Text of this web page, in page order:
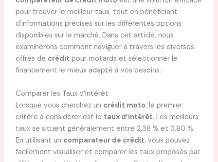
pour trouver le meilleur taux, tout en bénéficiant
d’informations précises sur les différentes options
disponibles sur le marché. Dans cet article, nous
examinerons comment naviguer à travers les diverses
offres de crédit pour motards et sélectionner le
financement le mieux adapté à vos besoins.
Comparer les Taux d’Intérêt
Lorsque vous cherchez un crédit moto, le premier
critère à considérer est le taux d’intérêt. Les meilleurs
taux se situent généralement entre 2,38 % et 3,80 %.
En utilisant un comparateur de crédit, vous pouvez
facilement visualiser et comparer les taux proposés par